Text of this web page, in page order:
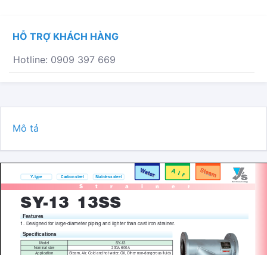
HỖ TRỢ KHÁCH HÀNG
Hotline: 0909 397 669
Mô tả